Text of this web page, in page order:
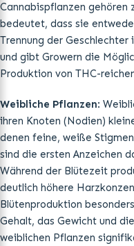
Cannabispflanzen gehören
bedeutet, dass sie
Trennung der
und gibt Growern die
Produktion von THC-
Weibliche Pflanzen:
ihren Knoten (Nodien)
denen feine, weiße
sind die ersten Anzeichen
Während der Blütezeit
deutlich höhere
Blütenproduktion
Gehalt, das Gewicht und
weiblichen Pflanzen